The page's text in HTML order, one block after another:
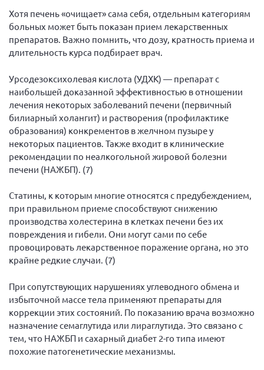
Хотя печень «очищает» сама себя, отдельным категориям
больных может быть показан прием лекарственных
препаратов. Важно помнить, что дозу, кратность приема и
длительность курса подбирает врач.
Урсодезоксихолевая кислота (УДХК) — препарат с
наибольшей доказанной эффективностью в отношении
лечения некоторых заболеваний печени (первичный
билиарный холангит) и растворения (профилактике
образования) конкрементов в желчном пузыре у
некоторых пациентов. Также входит в клинические
рекомендации по неалкогольной жировой болезни
печени (НАЖБП). (7)
Статины, к которым многие относятся с предубеждением,
при правильном приеме способствуют снижению
производства холестерина в клетках печени без их
повреждения и гибели. Они могут сами по себе
провоцировать лекарственное поражение органа, но это
крайне редкие случаи. (7)
При сопутствующих нарушениях углеводного обмена и
избыточной массе тела применяют препараты для
коррекции этих состояний. По показанию врача возможно
назначение семаглутида или лираглутида. Это связано с
тем, что НАЖБП и сахарный диабет 2-го типа имеют
похожие патогенетические механизмы.